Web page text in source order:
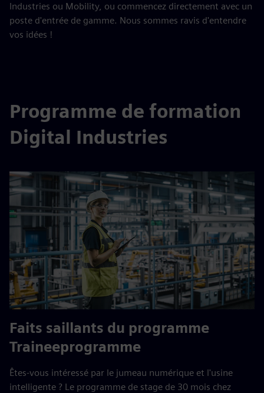
Industries ou Mobility, ou commencez directement avec un
poste d'entrée de gamme. Nous sommes ravis d'entendre
vos idées !
Programme de formation
Digital Industries
Faits saillants du programme
Traineeprogramme
Êtes-vous intéressé par le jumeau numérique et l'usine
intelligente ? Le programme de stage de 30 mois chez